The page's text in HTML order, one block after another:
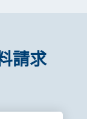
請求